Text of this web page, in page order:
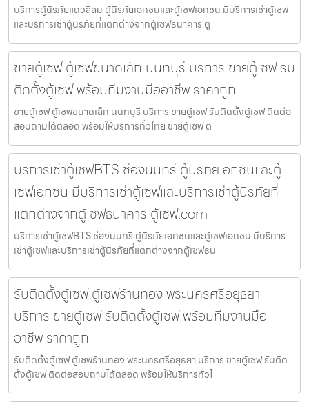
บริการตู้นิรภัยแถวสีลม ตู้นิรภัยเอกชนและตู้เซฟเอกชน มีบริการเช่าตู้เซฟ
และบริการเช่าตู้นิรภัยที่แตกต่างจากตู้เซฟธนาคาร ตู
ขายตู้เซฟ ตู้เซฟขนาดเล็ก นนทบุรี บริการ ขายตู้เซฟ รับ
ติดตั้งตู้เซฟ พร้อมทีมงานมืออาชีพ ราคาถูก
ขายตู้เซฟ ตู้เซฟขนาดเล็ก นนทบุรี บริการ ขายตู้เซฟ รับติดตั้งตู้เซฟ ติดต่อ
สอบถามได้ตลอด พร้อมให้บริการทั่วไทย ขายตู้เซฟ ต
บริการเช่าตู้เซฟBTS ช่องนนทรี ตู้นิรภัยเอกชนและตู้
เซฟเอกชน มีบริการเช่าตู้เซฟและบริการเช่าตู้นิรภัยที่
แตกต่างจากตู้เซฟธนาคาร ตู้เซฟ.com
บริการเช่าตู้เซฟBTS ช่องนนทรี ตู้นิรภัยเอกชนและตู้เซฟเอกชน มีบริการ
เช่าตู้เซฟและบริการเช่าตู้นิรภัยที่แตกต่างจากตู้เซฟธน
รับติดตั้งตู้เซฟ ตู้เซฟร้านทอง พระนครศรีอยุธยา
บริการ ขายตู้เซฟ รับติดตั้งตู้เซฟ พร้อมทีมงานมือ
อาชีพ ราคาถูก
รับติดตั้งตู้เซฟ ตู้เซฟร้านทอง พระนครศรีอยุธยา บริการ ขายตู้เซฟ รับติด
ตั้งตู้เซฟ ติดต่อสอบถามได้ตลอด พร้อมให้บริการทั่วไ